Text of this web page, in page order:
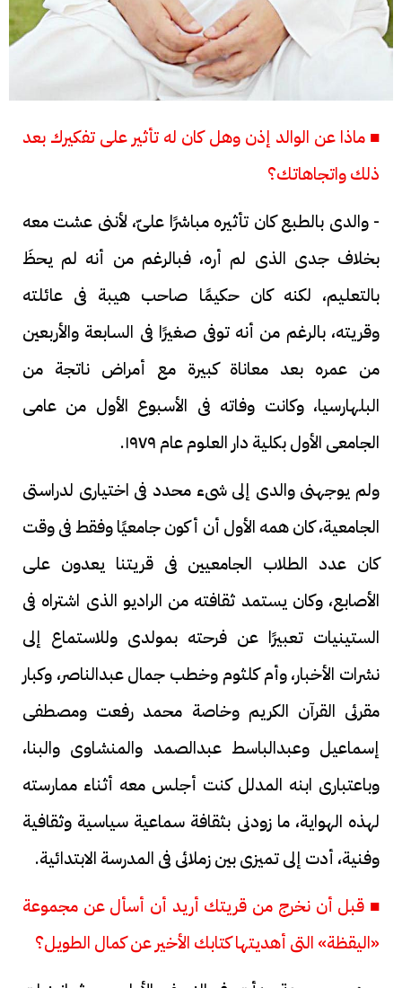
■ ماذا عن الوالد إذن وهل كان له تأثير على تفكيرك بعد
ذلك واتجاهاتك؟
- والدى بالطبع كان تأثيره مباشرًا علىّ، لأننى عشت معه
بخلاف جدى الذى لم أره، فبالرغم من أنه لم يحظَ
بالتعليم، لكنه كان حكيمًا صاحب هيبة فى عائلته
وقريته، بالرغم من أنه توفى صغيرًا فى السابعة والأربعين
من عمره بعد معاناة كبيرة مع أمراض ناتجة من
البلهارسيا، وكانت وفاته فى الأسبوع الأول من عامى
الجامعى الأول بكلية دار العلوم عام ١٩٧٩.
ولم يوجهنى والدى إلى شىء محدد فى اختيارى لدراستى
الجامعية، كان همه الأول أن أكون جامعيًا وفقط فى وقت
كان عدد الطلاب الجامعيين فى قريتنا يعدون على
الأصابع، وكان يستمد ثقافته من الراديو الذى اشتراه فى
الستينيات تعبيرًا عن فرحته بمولدى وللاستماع إلى
نشرات الأخبار، وأم كلثوم وخطب جمال عبدالناصر، وكبار
مقرئى القرآن الكريم وخاصة محمد رفعت ومصطفى
إسماعيل وعبدالباسط عبدالصمد والمنشاوى والبنا،
وباعتبارى ابنه المدلل كنت أجلس معه أثناء ممارسته
لهذه الهواية، ما زودنى بثقافة سماعية سياسية وثقافية
وفنية، أدت إلى تميزى بين زملائى فى المدرسة الابتدائية.
■ قبل أن نخرج من قريتك أريد أن أسأل عن مجموعة
«اليقظة» التى أهديتها كتابك الأخير عن كمال الطويل؟